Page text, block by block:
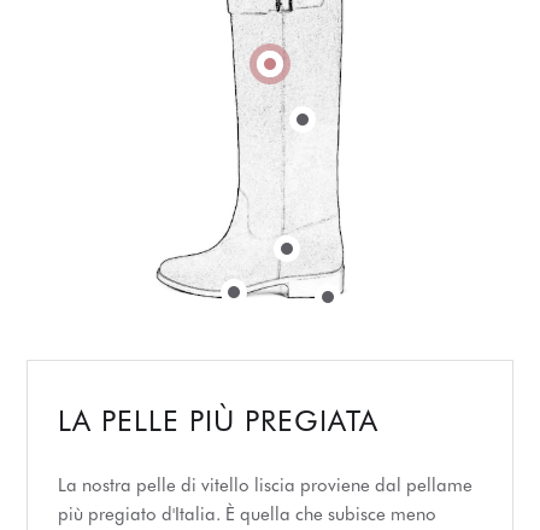
LA PELLE PIÙ PREGIATA
La nostra pelle di vitello liscia proviene dal pellame
più pregiato d'Italia. È quella che subisce meno